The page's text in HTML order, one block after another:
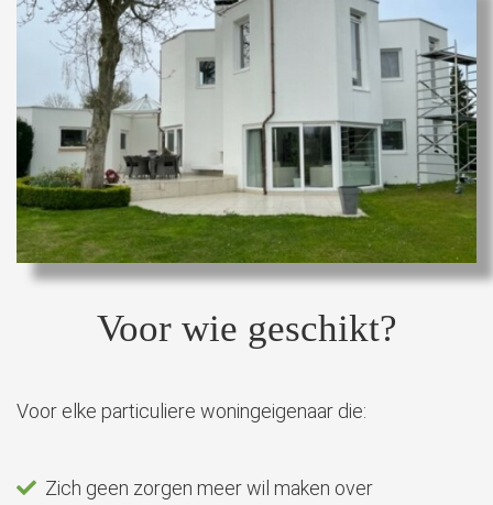
Voor wie geschikt?
Voor elke particuliere woningeigenaar die:
Zich geen zorgen meer wil maken over